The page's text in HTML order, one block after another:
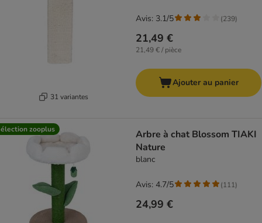
31 variantes
21,49 €
21,49 € / pièce
Avis: 3.1/5 (239)
Ajouter au panier
zooplus
Arbre à chat Blossom TIAKI
Nature
blanc
24,99 €
Avis: 4.7/5 (111)